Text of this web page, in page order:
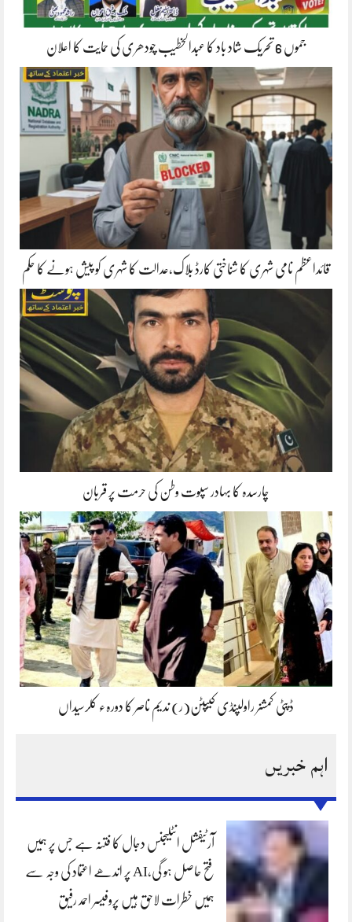
جموں 6 تحریک شاد باد کا عبدالخطیب چودھری کی حمایت کا اعلان
قائداعظم نامی شہری کا شناختی کارڈ بلاک،عدالت کا شہری کو پیش ہونے کا حکم
چارسدہ کا بہادر سپوت وطن کی حرمت پر قربان
ڈپٹی کمشنر راولپنڈی کیپٹن(ر) ندیم ناصر کا دورہء کلرسیداں
اہم خبریں
آرٹیفشل انٹلیجنس دجال کا فتنہ ہے جس پر ہمیں
فتح حاصل ہو گی،AI پر اندھے اعتماد کی وجہ سے
ہمیں خطرات لاحق ہیں پروفیسر احمد رفیق